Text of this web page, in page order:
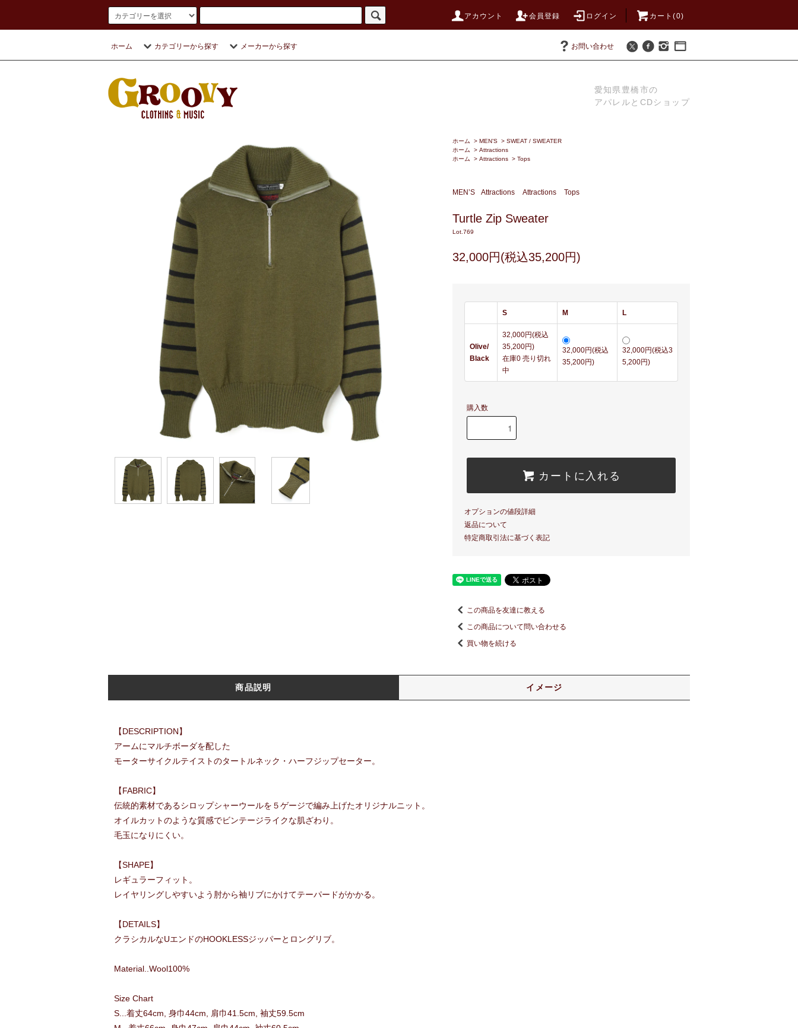
アカウント 会員登録 ログイン カート(0)
ホーム カテゴリーから探す メーカーから探す お問い合わせ
愛知県豊橋市の
アパレルとCDショップ
ホーム > MEN’S > SWEAT / SWEATER
ホーム
> Attractions
ホーム
> Attractions > Tops
MEN’S Attractions Attractions Tops
Turtle Zip Sweater
Lot.769
32,000円(税込35,200円)
S M L
Olive/
Black
32,000円(税込
35,200円)
在庫0 売り切れ
中
32,000円(税込
35,200円)
32,000円(税込3
5,200円)
購入数
カートに入れる
オプションの値段詳細
返品について
特定商取引法に基づく表記
この商品を友達に教える
この商品について問い合わせる
買い物を続ける
商品説明 イメージ
【DESCRIPTION】
アームにマルチボーダを配した
モーターサイクルテイストのタートルネック・ハーフジップセーター。
【FABRIC】
伝統的素材であるシロップシャーウールを５ゲージで編み上げたオリジナルニット。
オイルカットのような質感でビンテージライクな肌ざわり。
毛玉になりにくい。
【SHAPE】
レギュラーフィット。
レイヤリングしやすいよう肘から袖リブにかけてテーパードがかかる。
【DETAILS】
クラシカルなUエンドのHOOKLESSジッパーとロングリブ。
Material..Wool100%
Size Chart
S...着丈64cm, 身巾44cm, 肩巾41.5cm, 袖丈59.5cm